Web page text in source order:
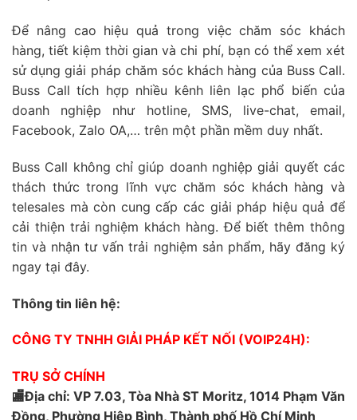
Để nâng cao hiệu quả trong việc chăm sóc khách
hàng, tiết kiệm thời gian và chi phí, bạn có thể xem xét
sử dụng giải pháp chăm sóc khách hàng của Buss Call.
Buss Call tích hợp nhiều kênh liên lạc phổ biến của
doanh nghiệp như hotline, SMS, live-chat, email,
Facebook, Zalo OA,… trên một phần mềm duy nhất.
Buss Call không chỉ giúp doanh nghiệp giải quyết các
thách thức trong lĩnh vực chăm sóc khách hàng và
telesales mà còn cung cấp các giải pháp hiệu quả để
cải thiện trải nghiệm khách hàng. Để biết thêm thông
tin và nhận tư vấn trải nghiệm sản phẩm, hãy đăng ký
ngay tại đây.
Thông tin liên hệ:
CÔNG TY TNHH GIẢI PHÁP KẾT NỐI (VOIP24H):
TRỤ SỞ CHÍNH
🏬Địa chỉ: VP 7.03, Tòa Nhà ST Moritz, 1014 Phạm Văn
Đồng, Phường Hiệp Bình, Thành phố Hồ Chí Minh